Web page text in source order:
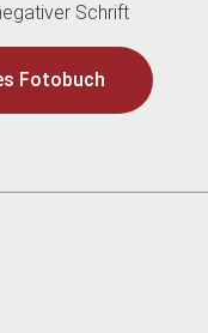
Schrift
Fotobuch